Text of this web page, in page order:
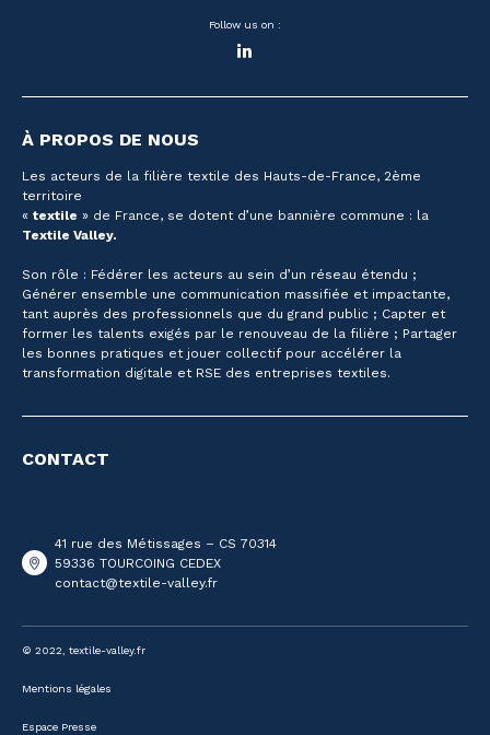
Follow us on :
À PROPOS DE NOUS
Les acteurs de la filière textile des Hauts-de-France, 2ème
territoire
« textile » de France, se dotent d’une bannière commune : la
Textile Valley.
Son rôle : Fédérer les acteurs au sein d’un réseau étendu ;
Générer ensemble une communication massifiée et impactante,
tant auprès des professionnels que du grand public ; Capter et
former les talents exigés par le renouveau de la filière ; Partager
les bonnes pratiques et jouer collectif pour accélérer la
transformation digitale et RSE des entreprises textiles.
CONTACT
41 rue des Métissages – CS 70314
59336 TOURCOING CEDEX
contact@textile-valley.fr
© 2022, textile-valley.fr
Mentions légales
Espace Presse